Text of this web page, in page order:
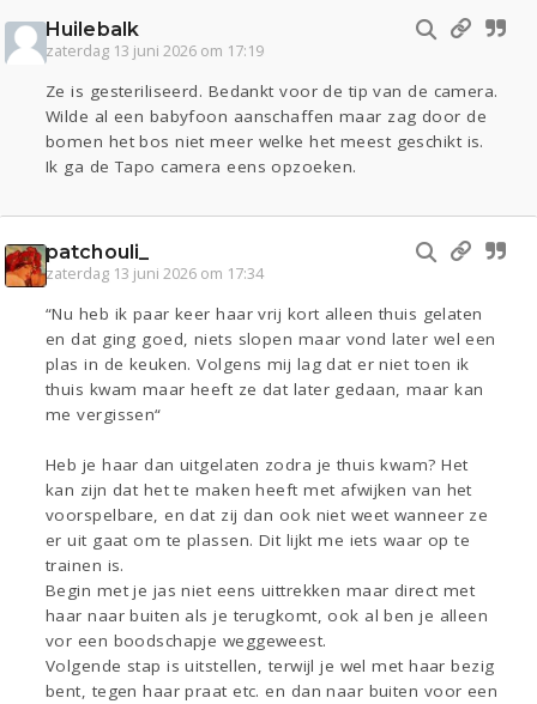
Huilebalk
zaterdag 13 juni 2026 om 17:19
Ze is gesteriliseerd. Bedankt voor de tip van de camera.
Wilde al een babyfoon aanschaffen maar zag door de
bomen het bos niet meer welke het meest geschikt is.
Ik ga de Tapo camera eens opzoeken.
patchouli_
zaterdag 13 juni 2026 om 17:34
“Nu heb ik paar keer haar vrij kort alleen thuis gelaten
en dat ging goed, niets slopen maar vond later wel een
plas in de keuken. Volgens mij lag dat er niet toen ik
thuis kwam maar heeft ze dat later gedaan, maar kan
me vergissen“
Heb je haar dan uitgelaten zodra je thuis kwam? Het
kan zijn dat het te maken heeft met afwijken van het
voorspelbare, en dat zij dan ook niet weet wanneer ze
er uit gaat om te plassen. Dit lijkt me iets waar op te
trainen is.
Begin met je jas niet eens uittrekken maar direct met
haar naar buiten als je terugkomt, ook al ben je alleen
vor een boodschapje weggeweest.
Volgende stap is uitstellen, terwijl je wel met haar bezig
bent, tegen haar praat etc. en dan naar buiten voor een